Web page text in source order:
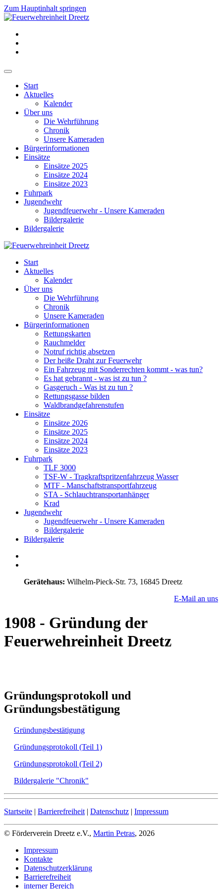
Zum Hauptinhalt springen
Start
Aktuelles
Kalender
Über uns
Die Wehrführung
Chronik
Unsere Kameraden
Bürgerinformationen
Einsätze
Einsätze 2025
Einsätze 2024
Einsätze 2023
Fuhrpark
Jugendwehr
Jugendfeuerwehr - Unsere Kameraden
Bildergalerie
Bildergalerie
Start
Aktuelles
Kalender
Über uns
Die Wehrführung
Chronik
Unsere Kameraden
Bürgerinformationen
Rettungskarten
Rauchmelder
Notruf richtig absetzen
Der heiße Draht zur Feuerwehr
Ein Fahrzeug mit Sonderrechten kommt - was tun?
Es hat gebrannt - was ist zu tun ?
Gasgeruch - Was ist zu tun ?
Rettungsgasse bilden
Waldbrandgefahrenstufen
Einsätze
Einsätze 2026
Einsätze 2025
Einsätze 2024
Einsätze 2023
Fuhrpark
TLF 3000
TSF-W - Tragkraftspritzenfahrzeug Wasser
MTF - Manschaftstransportfahrzeug
STA - Schlauchtransportanhänger
Krad
Jugendwehr
Jugendfeuerwehr - Unsere Kameraden
Bildergalerie
Bildergalerie
Gerätehaus: Wilhelm-Pieck-Str. 73, 16845 Dreetz
E-Mail an uns
1908 - Gründung der
Feuerwehreinheit Dreetz
Gründungsprotokoll und
Gründungsbestätigung
Gründungsbestätigung
Gründungsprotokoll (Teil 1)
Gründungsprotokoll (Teil 2)
Bildergalerie "Chronik"
Startseite | Barrierefreiheit | Datenschutz | Impressum
© Förderverein Dreetz e.V., Martin Petras, 2026
Impressum
Kontakte
Datenschutzerklärung
Barrierefreiheit
interner Bereich